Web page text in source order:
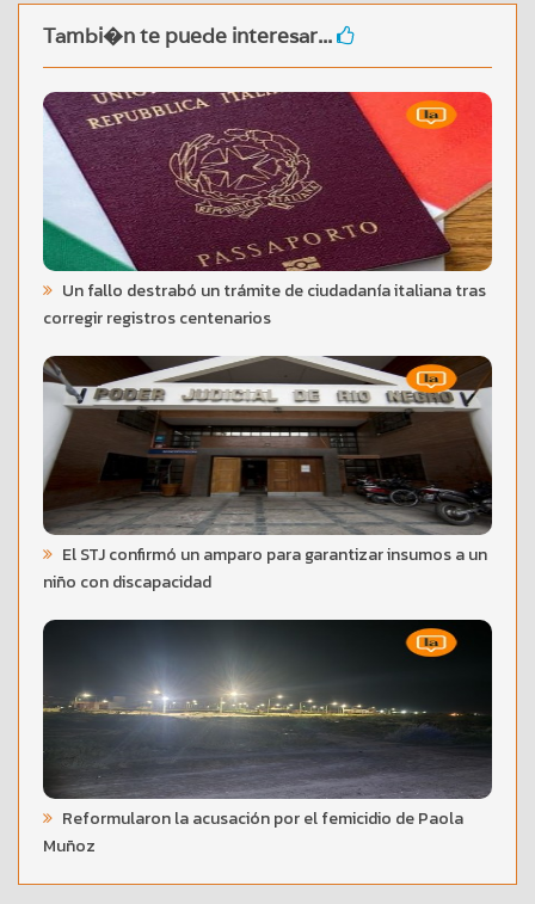
Tambi�n te puede interesar...
Un fallo destrabó un trámite de ciudadanía italiana tras
corregir registros centenarios
El STJ confirmó un amparo para garantizar insumos a un
niño con discapacidad
Reformularon la acusación por el femicidio de Paola
Muñoz